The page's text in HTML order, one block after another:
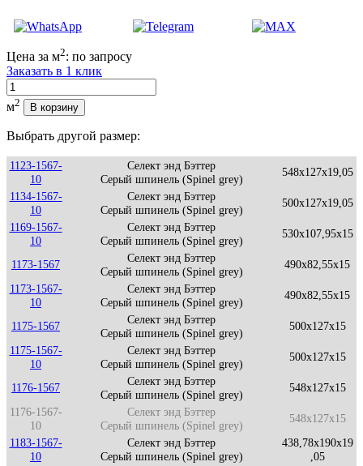
Цена за м2: по запросу
Заказать в 1 клик
Количество
м2 В корзину
Выбрать другой размер:
1123-1567-
10
Селект энд Бэттер
Серый шпинель (Spinel grey)
548x127x19,05
1134-1567-
10
Селект энд Бэттер
Серый шпинель (Spinel grey)
500x127x19,05
1169-1567-
10
Селект энд Бэттер
Серый шпинель (Spinel grey)
530x107,95x15
1173-1567
Селект энд Бэттер
Серый шпинель (Spinel grey)
490x82,55x15
1173-1567-
10
Селект энд Бэттер
Серый шпинель (Spinel grey)
490x82,55x15
1175-1567
Селект энд Бэттер
Серый шпинель (Spinel grey)
500x127x15
1175-1567-
10
Селект энд Бэттер
Серый шпинель (Spinel grey)
500x127x15
1176-1567
Селект энд Бэттер
Серый шпинель (Spinel grey)
548x127x15
1176-1567-
10
Селект энд Бэттер
Серый шпинель (Spinel grey)
548x127x15
1183-1567-
10
Селект энд Бэттер
Серый шпинель (Spinel grey)
438,78x190x19
,05